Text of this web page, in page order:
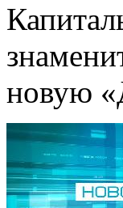
новую